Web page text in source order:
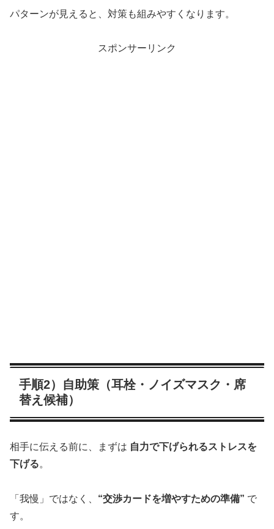
パターンが見えると、対策も組みやすくなります。
スポンサーリンク
手順2）自助策（耳栓・ノイズマスク・席
替え候補）
相手に伝える前に、まずは 自力で下げられるストレスを
下げる。
「我慢」ではなく、 “交渉カードを増やすための準備” で
す。